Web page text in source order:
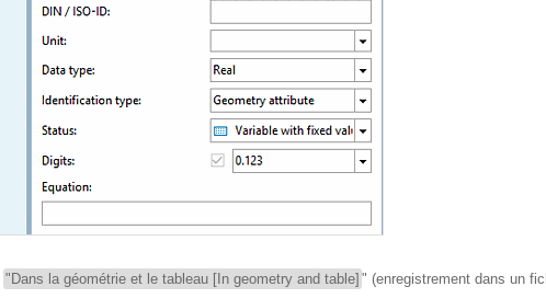
"Dans la géométrie et le tableau [In geometry and table] " (enregistrement dans un